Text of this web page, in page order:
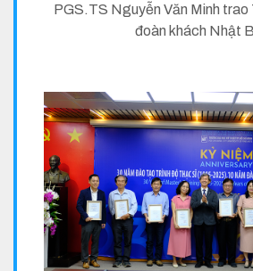
PGS.TS Nguyễn Văn Minh trao
đoàn khách Nhật